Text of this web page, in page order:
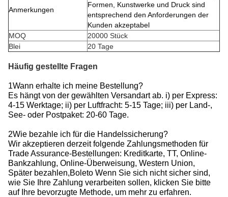
Anmerkungen
Formen, Kunstwerke und Druck sind
entsprechend den Anforderungen der
Kunden akzeptabel
MOQ
20000 Stück
Blei
20 Tage
Häufig gestellte Fragen
1Wann erhalte ich meine Bestellung?
Es hängt von der gewählten Versandart ab. i) per Express:
4-15 Werktage; ii) per Luftfracht: 5-15 Tage; iii) per Land-,
See- oder Postpaket: 20-60 Tage.
2Wie bezahle ich für die Handelssicherung?
Wir akzeptieren derzeit folgende Zahlungsmethoden für
Trade Assurance-Bestellungen: Kreditkarte, TT, Online-
Bankzahlung, Online-Überweisung, Western Union,
Später bezahlen,Boleto Wenn Sie sich nicht sicher sind,
wie Sie Ihre Zahlung verarbeiten sollen, klicken Sie bitte
auf Ihre bevorzugte Methode, um mehr zu erfahren.